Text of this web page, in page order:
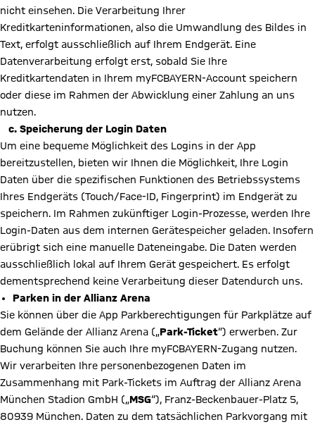
nicht einsehen. Die Verarbeitung Ihrer
Kreditkarteninformationen, also die Umwandlung des Bildes in
Text, erfolgt ausschließlich auf Ihrem Endgerät. Eine
Datenverarbeitung erfolgt erst, sobald Sie Ihre
Kreditkartendaten in Ihrem myFCBAYERN-Account speichern
oder diese im Rahmen der Abwicklung einer Zahlung an uns
nutzen.
c. Speicherung der Login Daten
Um eine bequeme Möglichkeit des Logins in der App
bereitzustellen, bieten wir Ihnen die Möglichkeit, Ihre Login
Daten über die spezifischen Funktionen des Betriebssystems
Ihres Endgeräts (Touch/Face-ID, Fingerprint) im Endgerät zu
speichern. Im Rahmen zukünftiger Login-Prozesse, werden Ihre
Login-Daten aus dem internen Gerätespeicher geladen. Insofern
erübrigt sich eine manuelle Dateneingabe. Die Daten werden
ausschließlich lokal auf Ihrem Gerät gespeichert. Es erfolgt
dementsprechend keine Verarbeitung dieser Datendurch uns.
Parken in der Allianz Arena
Sie können über die App Parkberechtigungen für Parkplätze auf
dem Gelände der Allianz Arena („Park-Ticket“) erwerben. Zur
Buchung können Sie auch Ihre myFCBAYERN-Zugang nutzen.
Wir verarbeiten Ihre personenbezogenen Daten im
Zusammenhang mit Park-Tickets im Auftrag der Allianz Arena
München Stadion GmbH („MSG“), Franz-Beckenbauer-Platz 5,
80939 München. Daten zu dem tatsächlichen Parkvorgang mit